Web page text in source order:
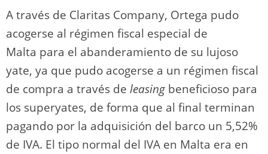
A través de Claritas Company, Ortega pudo
acogerse al régimen fiscal especial de
Malta para el abanderamiento de su lujoso
yate, ya que pudo acogerse a un régimen fiscal
de compra a través de leasing beneficioso para
los superyates, de forma que al final terminan
pagando por la adquisición del barco un 5,52%
de IVA. El tipo normal del IVA en Malta era en